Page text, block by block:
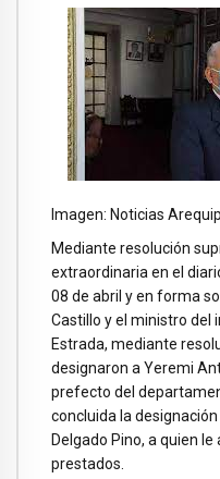
Imagen: Noticias
Mediante resolución
extraordinaria en el
08 de abril y en forma
Castillo y el ministro del
Estrada, mediante
designaron a Yeremi
prefecto del
concluida la
Delgado Pino, a quien
prestados.